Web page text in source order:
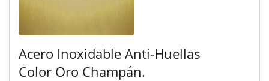
Acero Inoxidable Anti-Huellas
Color Oro Champán.